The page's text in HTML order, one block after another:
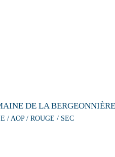
DE LA BERGEONNIÈRE
/ AOP / ROUGE / SEC